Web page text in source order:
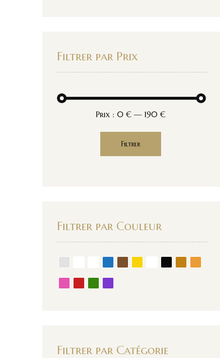
Filtrer par Prix
Filtrer
Prix : 0 €— 190 €
Filtrer par Couleur
Filtrer par Catégorie